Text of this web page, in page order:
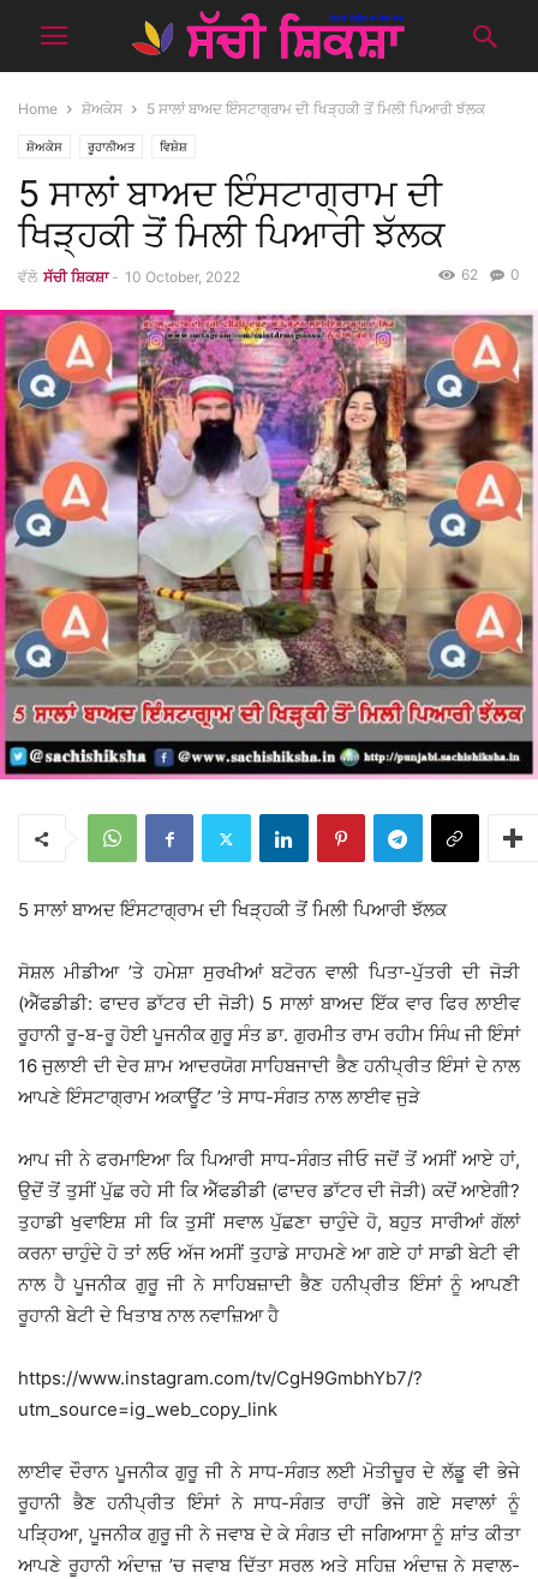
Home ਸ਼ੋਅਕੇਸ 5 ਸਾਲਾਂ ਬਾਅਦ ਇੰਸਟਾਗ੍ਰਾਮ ਦੀ ਖਿੜ੍ਹਕੀ ਤੋਂ ਮਿਲੀ ਪਿਆਰੀ ਝੱਲਕ
ਸ਼ੋਅਕੇਸ ਰੂਹਾਨੀਅਤ ਵਿਸ਼ੇਸ਼
5 ਸਾਲਾਂ ਬਾਅਦ ਇੰਸਟਾਗ੍ਰਾਮ ਦੀ
ਖਿੜ੍ਹਕੀ ਤੋਂ ਮਿਲੀ ਪਿਆਰੀ ਝੱਲਕ
ਵੱਲੋ ਸੱਚੀ ਸ਼ਿਕਸ਼ਾ - 10 October, 2022 0
62
5 ਸਾਲਾਂ ਬਾਅਦ ਇੰਸਟਾਗ੍ਰਾਮ ਦੀ ਖਿੜ੍ਹਕੀ ਤੋਂ ਮਿਲੀ ਪਿਆਰੀ ਝੱਲਕ
ਸੋਸ਼ਲ ਮੀਡੀਆ ’ਤੇ ਹਮੇਸ਼ਾ ਸੁਰਖੀਆਂ ਬਟੋਰਨ ਵਾਲੀ ਪਿਤਾ-ਪੁੱਤਰੀ ਦੀ ਜੋੜੀ
(ਐੱਫਡੀਡੀ: ਫਾਦਰ ਡਾੱਟਰ ਦੀ ਜੋੜੀ) 5 ਸਾਲਾਂ ਬਾਅਦ ਇੱਕ ਵਾਰ ਫਿਰ ਲਾਈਵ
ਰੂਹਾਨੀ ਰੂ-ਬ-ਰੂ ਹੋਈ ਪੂਜਨੀਕ ਗੁਰੂ ਸੰਤ ਡਾ. ਗੁਰਮੀਤ ਰਾਮ ਰਹੀਮ ਸਿੰਘ ਜੀ ਇੰਸਾਂ
16 ਜੁਲਾਈ ਦੀ ਦੇਰ ਸ਼ਾਮ ਆਦਰਯੋਗ ਸਾਹਿਬਜਾਦੀ ਭੈਣ ਹਨੀਪ੍ਰੀਤ ਇੰਸਾਂ ਦੇ ਨਾਲ
ਆਪਣੇ ਇੰਸਟਾਗ੍ਰਾਮ ਅਕਾਊਂਟ ’ਤੇ ਸਾਧ-ਸੰਗਤ ਨਾਲ ਲਾਈਵ ਜੁੜੇ
ਆਪ ਜੀ ਨੇ ਫਰਮਾਇਆ ਕਿ ਪਿਆਰੀ ਸਾਧ-ਸੰਗਤ ਜੀਓ ਜਦੋਂ ਤੋਂ ਅਸੀਂ ਆਏ ਹਾਂ,
ਉਦੋਂ ਤੋਂ ਤੁਸੀਂ ਪੁੱਛ ਰਹੇ ਸੀ ਕਿ ਐੱਫਡੀਡੀ (ਫਾਦਰ ਡਾੱਟਰ ਦੀ ਜੋੜੀ) ਕਦੋਂ ਆਏਗੀ?
ਤੁਹਾਡੀ ਖੁਵਾਇਸ਼ ਸੀ ਕਿ ਤੁਸੀਂ ਸਵਾਲ ਪੁੱਛਣਾ ਚਾਹੁੰਦੇ ਹੋ, ਬਹੁਤ ਸਾਰੀਆਂ ਗੱਲਾਂ
ਕਰਨਾ ਚਾਹੁੰਦੇ ਹੋ ਤਾਂ ਲਓ ਅੱਜ ਅਸੀਂ ਤੁਹਾਡੇ ਸਾਹਮਣੇ ਆ ਗਏ ਹਾਂ ਸਾਡੀ ਬੇਟੀ ਵੀ
ਨਾਲ ਹੈ ਪੂਜਨੀਕ ਗੁਰੂ ਜੀ ਨੇ ਸਾਹਿਬਜ਼ਾਦੀ ਭੈਣ ਹਨੀਪ੍ਰੀਤ ਇੰਸਾਂ ਨੂੰ ਆਪਣੀ
ਰੂਹਾਨੀ ਬੇਟੀ ਦੇ ਖਿਤਾਬ ਨਾਲ ਨਵਾਜ਼ਿਆ ਹੈ
https://www.instagram.com/tv/CgH9GmbhYb7/?
utm_source=ig_web_copy_link
ਲਾਈਵ ਦੌਰਾਨ ਪੂਜਨੀਕ ਗੁਰੂ ਜੀ ਨੇ ਸਾਧ-ਸੰਗਤ ਲਈ ਮੋਤੀਚੂਰ ਦੇ ਲੱਡੂ ਵੀ ਭੇਜੇ
ਰੂਹਾਨੀ ਭੈਣ ਹਨੀਪ੍ਰੀਤ ਇੰਸਾਂ ਨੇ ਸਾਧ-ਸੰਗਤ ਰਾਹੀਂ ਭੇਜੇ ਗਏ ਸਵਾਲਾਂ ਨੂੰ
ਪੜਿ੍ਹਆ, ਪੂਜਨੀਕ ਗੁਰੂ ਜੀ ਨੇ ਜਵਾਬ ਦੇ ਕੇ ਸੰਗਤ ਦੀ ਜਗਿਆਸਾ ਨੂੰ ਸ਼ਾਂਤ ਕੀਤਾ
ਆਪਣੇ ਰੂਹਾਨੀ ਅੰਦਾਜ਼ ’ਚ ਜਵਾਬ ਦਿੱਤਾ ਸਰਲ ਅਤੇ ਸਹਿਜ਼ ਅੰਦਾਜ਼ ਨੇ ਸਵਾਲ-